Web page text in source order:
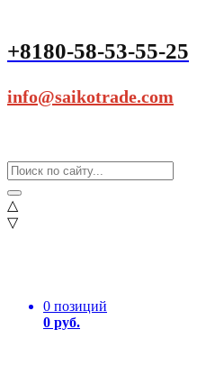
+8180-58-53-55-25
info@saikotrade.com
△
▽
0 позиций
0 руб.